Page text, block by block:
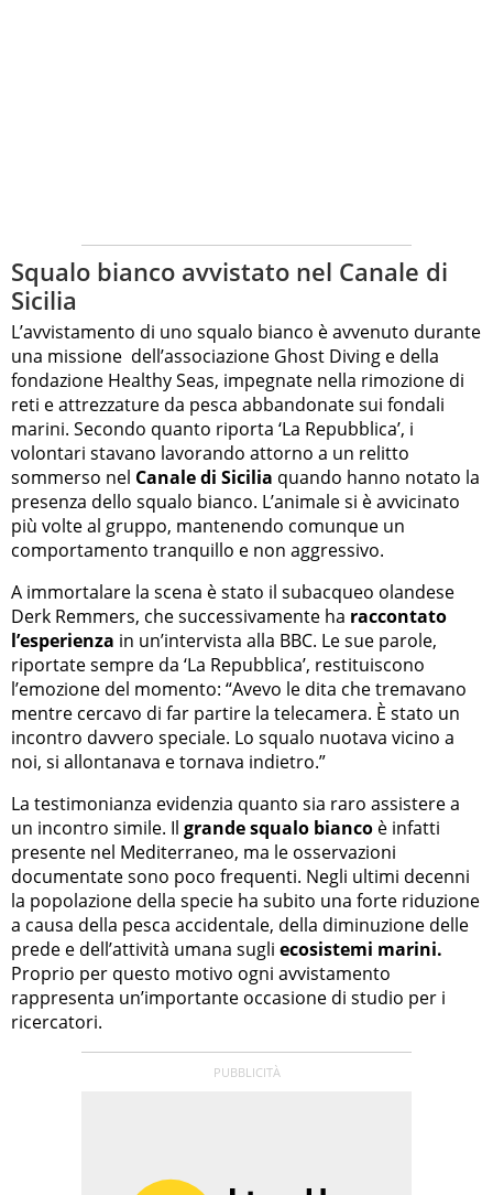
Squalo bianco avvistato nel Canale di
Sicilia
L’avvistamento di uno squalo bianco è avvenuto durante
una missione dell’associazione Ghost Diving e della
fondazione Healthy Seas, impegnate nella rimozione di
reti e attrezzature da pesca abbandonate sui fondali
marini. Secondo quanto riporta ‘La Repubblica’, i
volontari stavano lavorando attorno a un relitto
sommerso nel Canale di Sicilia quando hanno notato la
presenza dello squalo bianco. L’animale si è avvicinato
più volte al gruppo, mantenendo comunque un
comportamento tranquillo e non aggressivo.
A immortalare la scena è stato il subacqueo olandese
Derk Remmers, che successivamente ha raccontato
l’esperienza in un’intervista alla BBC. Le sue parole,
riportate sempre da ‘La Repubblica’, restituiscono
l’emozione del momento: “Avevo le dita che tremavano
mentre cercavo di far partire la telecamera. È stato un
incontro davvero speciale. Lo squalo nuotava vicino a
noi, si allontanava e tornava indietro.”
La testimonianza evidenzia quanto sia raro assistere a
un incontro simile. Il grande squalo bianco è infatti
presente nel Mediterraneo, ma le osservazioni
documentate sono poco frequenti. Negli ultimi decenni
la popolazione della specie ha subito una forte riduzione
a causa della pesca accidentale, della diminuzione delle
prede e dell’attività umana sugli ecosistemi marini.
Proprio per questo motivo ogni avvistamento
rappresenta un’importante occasione di studio per i
ricercatori.